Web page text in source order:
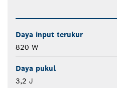
Daya input terukur
820 W
Daya pukul
3,2 J